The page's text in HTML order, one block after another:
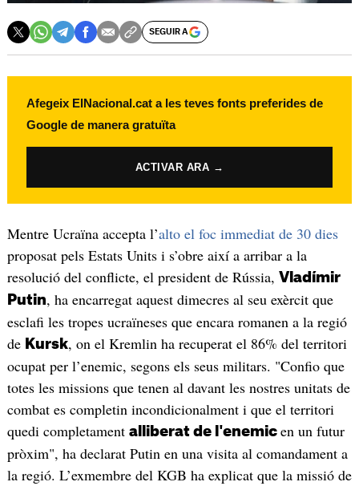
SEGUIR A
Afegeix ElNacional.cat a les teves fonts preferides de
Google de manera gratuïta
ACTIVAR ARA →
Mentre Ucraïna accepta l’alto el foc immediat de 30 dies
proposat pels Estats Units i s’obre així a arribar a la
resolució del conflicte, el president de Rússia, Vladímir
Putin, ha encarregat aquest dimecres al seu exèrcit que
esclafi les tropes ucraïneses que encara romanen a la regió
de Kursk, on el Kremlin ha recuperat el 86% del territori
ocupat per l’enemic, segons els seus militars. "Confio que
totes les missions que tenen al davant les nostres unitats de
combat es completin incondicionalment i que el territori
quedi completament alliberat de l'enemic en un futur
pròxim", ha declarat Putin en una visita al comandament a
la regió. L’exmembre del KGB ha explicat que la missió de